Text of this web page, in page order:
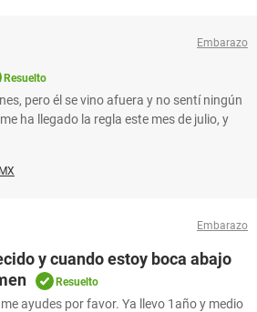
Embarazo
Resuelto
pero él se vino afuera y no sentí ningún
ha llegado la regla este mes de julio, y
Embarazo
y cuando estoy boca abajo
Resuelto
ayudes por favor. Ya llevo 1año y medio